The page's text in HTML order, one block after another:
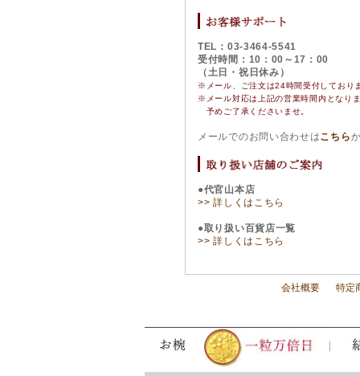
TEL：03-3464-5541
受付時間：10：00～17：00
（土日・祝日休み）
※メール、ご注文は24時間受付しており
※ メール対応は上記の営業時間内となり
予めご了承くださいませ。
メールでのお問い合わせはこちら
●代官山本店
>> 詳しくはこちら
●取り扱い百貨店一覧
>> 詳しくはこちら
会社概要 特定